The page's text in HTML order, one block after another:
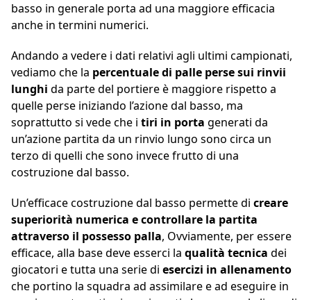
basso in generale porta ad una maggiore efficacia
anche in termini numerici.
Andando a vedere i dati relativi agli ultimi campionati,
vediamo che la percentuale di palle perse sui rinvii
lunghi da parte del portiere è maggiore rispetto a
quelle perse iniziando l’azione dal basso, ma
soprattutto si vede che i tiri in porta generati da
un’azione partita da un rinvio lungo sono circa un
terzo di quelli che sono invece frutto di una
costruzione dal basso.
Un’efficace costruzione dal basso permette di creare
superiorità numerica e controllare la partita
attraverso il possesso palla, Ovviamente, per essere
efficace, alla base deve esserci la qualità tecnica dei
giocatori e tutta una serie di esercizi in allenamento
che portino la squadra ad assimilare e ad eseguire in